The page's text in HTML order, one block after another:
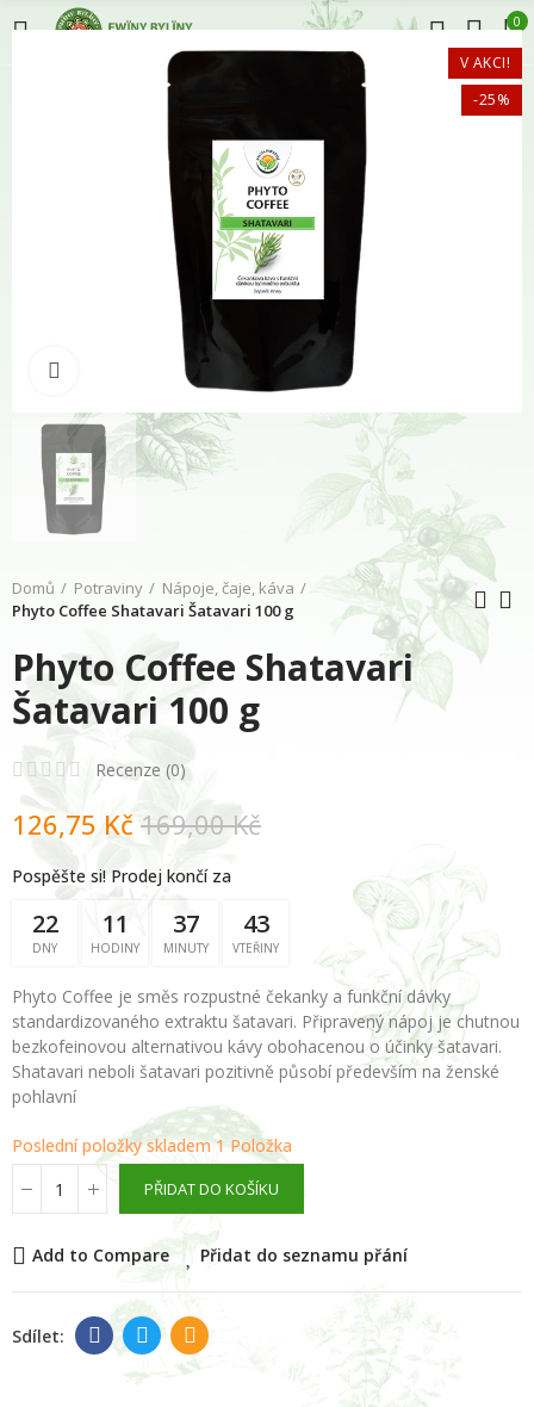
0
V AKCI!
-25%
Klikněte pro zvětšení
Domů Potraviny
Nápoje, čaje, káva
Phyto Coffee Shatavari Šatavari 100 g
Phyto Coffee Shatavari
Šatavari 100 g
Recenze (0)
126,75 Kč 169,00 Kč
Pospěšte si! Prodej končí za
22
DNY
11
HODINY
37
MINUTY
42
VTEŘINY
Phyto Coffee je směs rozpustné čekanky a funkční dávky
standardizovaného extraktu šatavari. Připravený nápoj je chutnou
bezkofeinovou alternativou kávy obohacenou o účinky šatavari.
Shatavari neboli šatavari pozitivně působí především na ženské
pohlavní
Poslední položky skladem1 Položka
PŘIDAT DO KOŠÍKU
Add to Compare Přidat do seznamu přání